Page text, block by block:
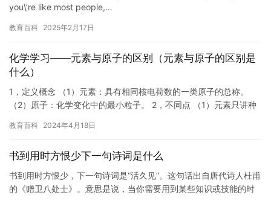
you\’re like most people,…
教育百科 2025年2月17日
化学学习——元素与原子的区别（元素与原子的区别是
什么）
1，定义概念 （1）元素：具有相同核电荷数的一类原子的总称。
（2）原子：化学变化中的最小粒子。 2，不同点 （1）元素只讲种
教育百科 2024年4月18日
书到用时方恨少下一句诗词是什么
书到用时方恨少，下一句诗词是“活久见”。这句话出自唐代诗人杜甫
的《赠卫八处士》。意思是说，当你需要用到某些知识或技能的时